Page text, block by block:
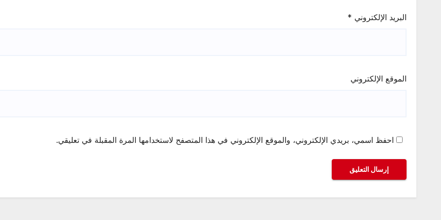
البريد الإلكتروني *
الموقع الإلكتروني
احفظ اسمي، بريدي الإلكتروني، والموقع الإلكتروني في هذا المتصفح لاستخدامها المرة المقبلة في تعليقي.